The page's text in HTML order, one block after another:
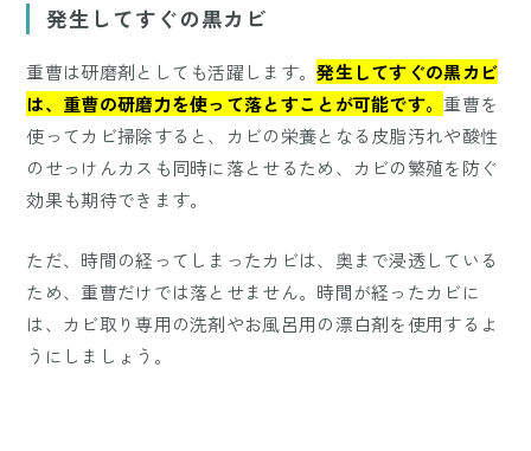
発生してすぐの黒カビ
重曹は研磨剤としても活躍します。発生してすぐの黒カビ
は、重曹の研磨力を使って落とすことが可能です。 重曹を
使ってカビ掃除すると、カビの栄養となる皮脂汚れや酸性
のせっけんカスも同時に落とせるため、カビの繁殖を防ぐ
効果も期待できます。
ただ、時間の経ってしまったカビは、奥まで浸透している
ため、重曹だけでは落とせません。時間が経ったカビに
は、カビ取り専用の洗剤やお風呂用の漂白剤を使用するよ
うにしましょう。